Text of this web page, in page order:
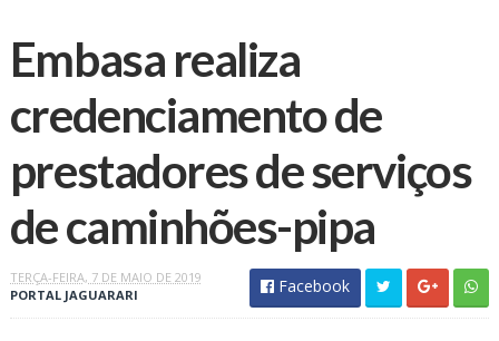
Embasa realiza
credenciamento de
prestadores de serviços
de caminhões-pipa
TERÇA-FEIRA, 7 DE MAIO DE 2019
PORTAL JAGUARARI
Facebook